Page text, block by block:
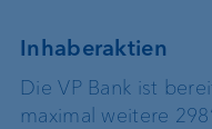
Inhaberaktien
Die VP Bank ist
maximal weitere